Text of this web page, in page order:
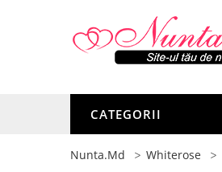
CATEGORII
Nunta.md Whiterose